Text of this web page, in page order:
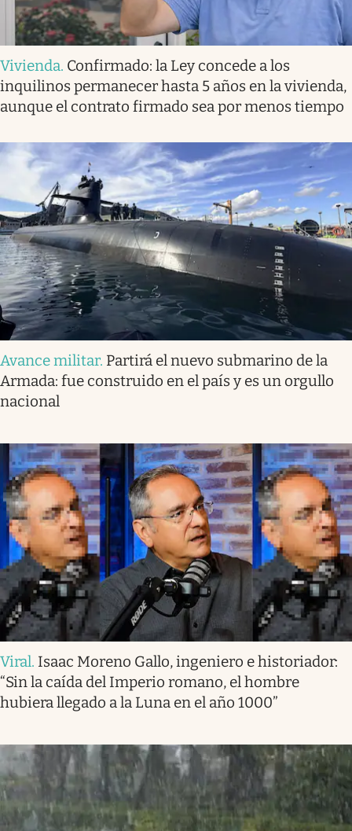
Vivienda. Confirmado: la Ley concede a los
inquilinos permanecer hasta 5 años en la vivienda,
aunque el contrato firmado sea por menos tiempo
Avance militar. Partirá el nuevo submarino de la
Armada: fue construido en el país y es un orgullo
nacional
Viral. Isaac Moreno Gallo, ingeniero e historiador:
“Sin la caída del Imperio romano, el hombre
hubiera llegado a la Luna en el año 1000”